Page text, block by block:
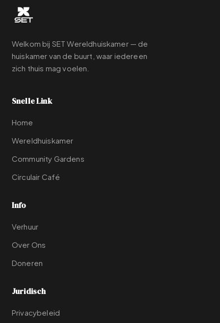
Welkom bij SET Wereldhuiskamer — de
huiskamer van de buurt, waar iedereen
zich thuis mag voelen.
Snelle Link
Home
Wereldhuiskamer
Community Gardens
Circulair Café
Info
Verhuur
Over Ons
Doneren
Juridisch
Privacybeleid